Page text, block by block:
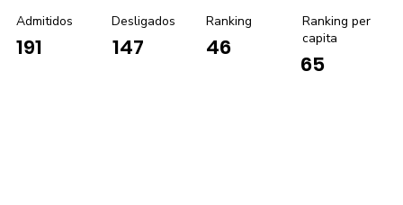
Admitidos
191
Desligados
147
Ranking
46
Ranking per
capita
65